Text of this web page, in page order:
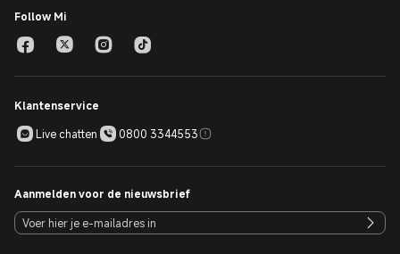
Follow Mi
Klantenservice
Live chatten
0800 3344553
Aanmelden voor de nieuwsbrief